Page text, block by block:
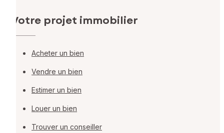
Votre projet immobilier
Acheter un bien
Vendre un bien
Estimer un bien
Louer un bien
Trouver un conseiller